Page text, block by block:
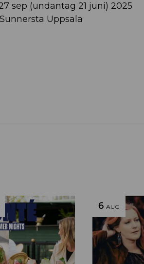
sep (undantag 21 juni) 2025
Uppsala
6 AUG